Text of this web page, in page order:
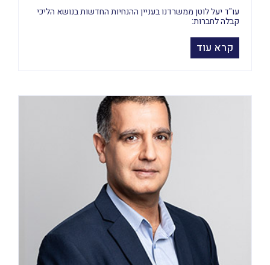
עו"ד יעל לוטן ממשרדנו בעניין ההנחיות החדשות בנושא הליכי
קבלה לחברות:
קרא עוד